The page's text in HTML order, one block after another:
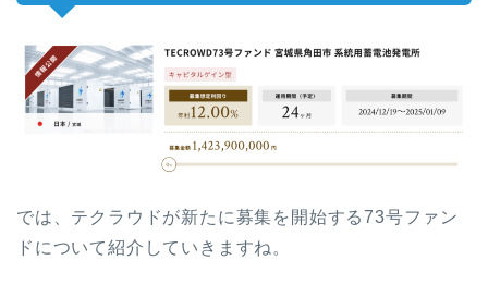
では、テクラウドが新たに募集を開始する73号ファン
ドについて紹介していきますね。